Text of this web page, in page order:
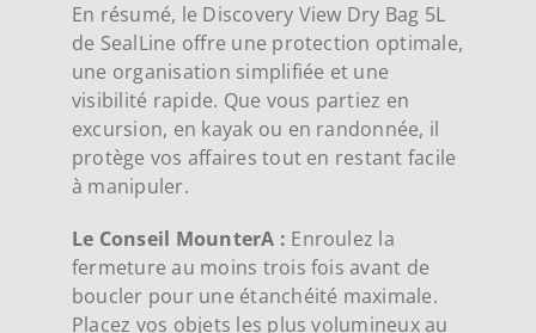
En résumé, le Discovery View Dry Bag 5L
de SealLine offre une protection optimale,
une organisation simplifiée et une
visibilité rapide. Que vous partiez en
excursion, en kayak ou en randonnée, il
protège vos affaires tout en restant facile
à manipuler.
Le Conseil MounterA : Enroulez la
fermeture au moins trois fois avant de
boucler pour une étanchéité maximale.
Placez vos objets les plus volumineux au